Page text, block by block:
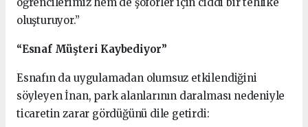
oluşturuyor.”
“Esnaf Müşteri Kaybediyor”
Esnafın da uygulamadan olumsuz etkilendiğini
söyleyen İnan, park alanlarının daralması nedeniyle
ticaretin zarar gördüğünü dile getirdi: